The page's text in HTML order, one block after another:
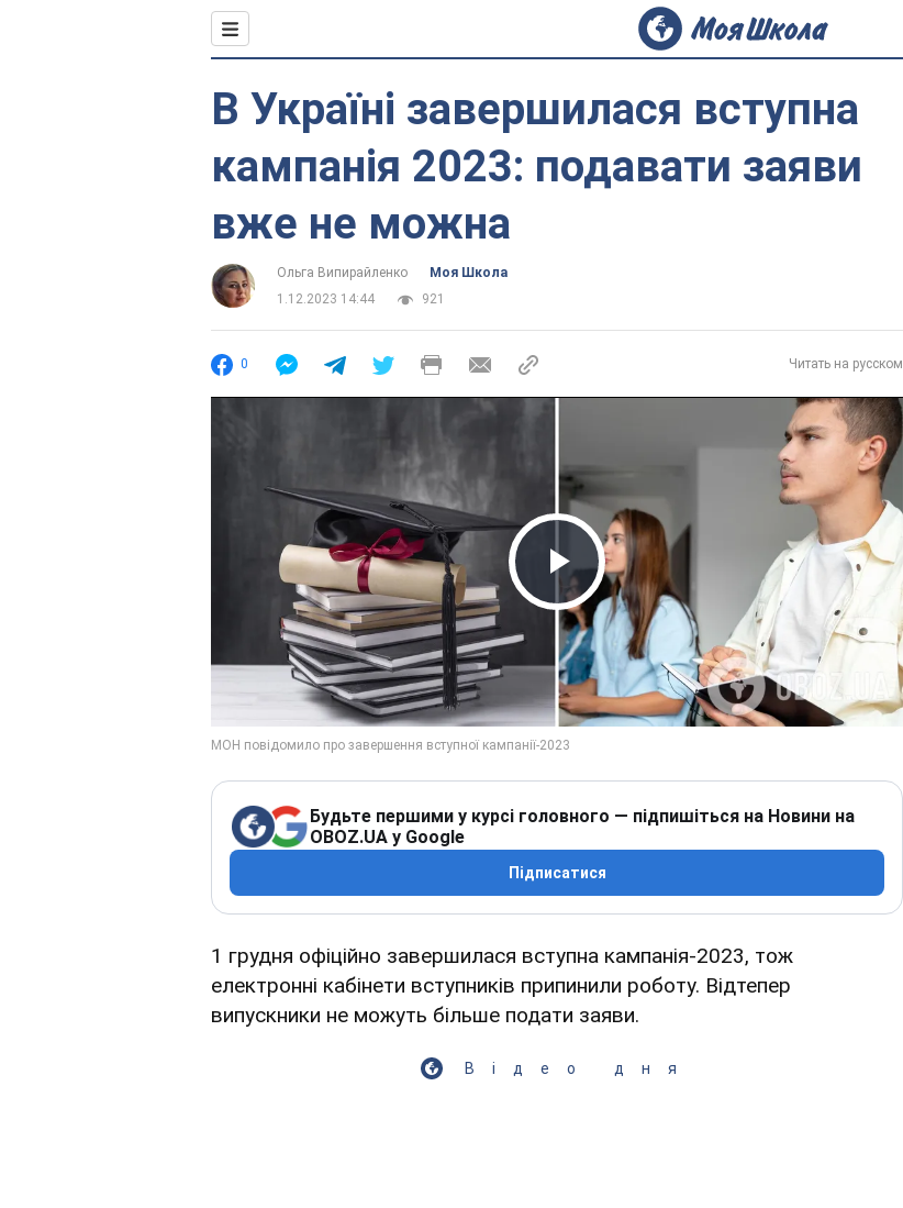
В Україні завершилася вступна
кампанія 2023: подавати заяви
вже не можна
Ольга Випирайленко
Моя Школа
1.12.2023 14:44
921
0 Читать на русском
Play Video
Будьте першими у курсі головного — підпишіться на Новини на
OBOZ.UA у Google
Підписатися
1 грудня офіційно завершилася вступна кампанія-2023, тож
електронні кабінети вступників припинили роботу. Відтепер
випускники не можуть більше подати заяви.
Відео дня